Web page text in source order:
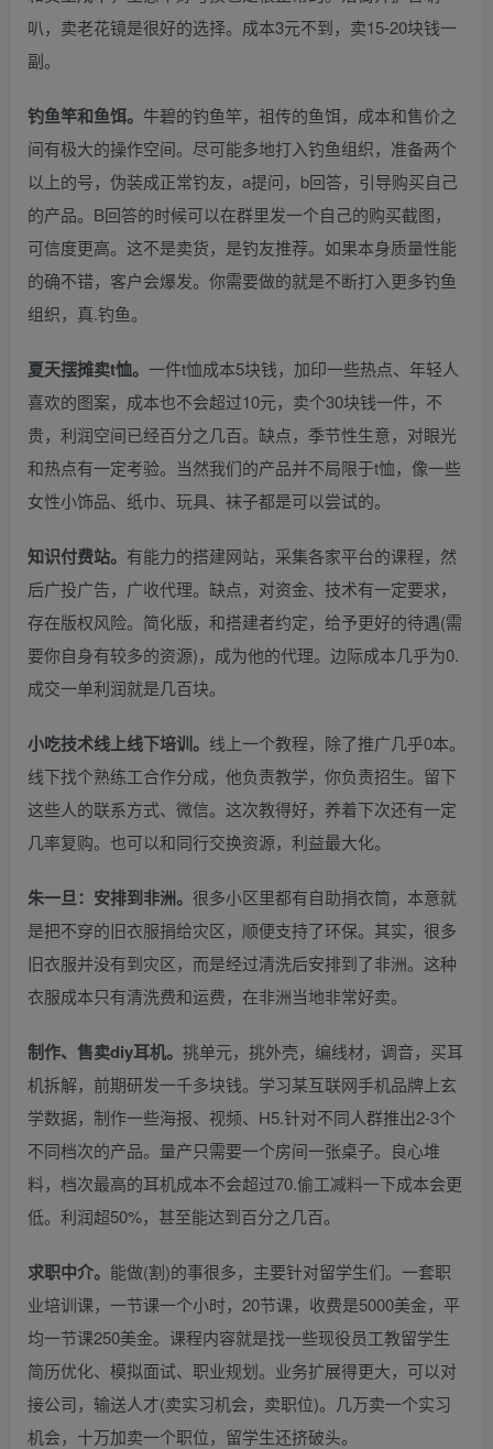
叭，卖老花镜是很好的选择。成本3元不到，卖15-20块钱一
副。
钓鱼竿和鱼饵。 牛碧的钓鱼竿，祖传的鱼饵，成本和售价之
间有极大的操作空间。尽可能多地打入钓鱼组织，准备两个
以上的号，伪装成正常钓友，a提问，b回答，引导购买自己
的产品。B回答的时候可以在群里发一个自己的购买截图，
可信度更高。这不是卖货，是钓友推荐。如果本身质量性能
的确不错，客户会爆发。你需要做的就是不断打入更多钓鱼
组织，真.钓鱼。
夏天摆摊卖t恤。 一件t恤成本5块钱，加印一些热点、年轻人
喜欢的图案，成本也不会超过10元，卖个30块钱一件，不
贵，利润空间已经百分之几百。缺点，季节性生意，对眼光
和热点有一定考验。当然我们的产品并不局限于t恤，像一些
女性小饰品、纸巾、玩具、袜子都是可以尝试的。
知识付费站。 有能力的搭建网站，采集各家平台的课程，然
后广投广告，广收代理。缺点，对资金、技术有一定要求，
存在版权风险。简化版，和搭建者约定，给予更好的待遇(需
要你自身有较多的资源)，成为他的代理。边际成本几乎为0.
成交一单利润就是几百块。
小吃技术线上线下培训。 线上一个教程，除了推广几乎0本。
线下找个熟练工合作分成，他负责教学，你负责招生。留下
这些人的联系方式、微信。这次教得好，养着下次还有一定
几率复购。也可以和同行交换资源，利益最大化。
朱一旦：安排到非洲。 很多小区里都有自助捐衣筒，本意就
是把不穿的旧衣服捐给灾区，顺便支持了环保。其实，很多
旧衣服并没有到灾区，而是经过清洗后安排到了非洲。这种
衣服成本只有清洗费和运费，在非洲当地非常好卖。
制作、售卖diy耳机。 挑单元，挑外壳，编线材，调音，买耳
机拆解，前期研发一千多块钱。学习某互联网手机品牌上玄
学数据，制作一些海报、视频、H5.针对不同人群推出2-3个
不同档次的产品。量产只需要一个房间一张桌子。良心堆
料，档次最高的耳机成本不会超过70.偷工减料一下成本会更
低。利润超50%，甚至能达到百分之几百。
求职中介。 能做(割)的事很多，主要针对留学生们。一套职
业培训课，一节课一个小时，20节课，收费是5000美金，平
均一节课250美金。课程内容就是找一些现役员工教留学生
简历优化、模拟面试、职业规划。业务扩展得更大，可以对
接公司，输送人才(卖实习机会，卖职位)。几万卖一个实习
机会，十万加卖一个职位，留学生还挤破头。